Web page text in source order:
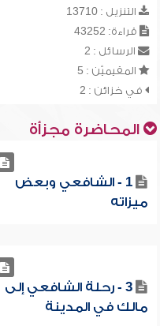
التنزيل : 13710
قراءة: 43252
الرسائل : 2
المقيميّن : 5
في خزائن : 2
المحاضرة مجزأة
1 - الشافعي وبعض
ميزاته
3 - رحلة الشافعي إلى
مالك في المدينة